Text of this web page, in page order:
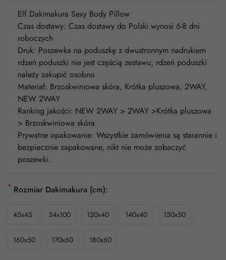
Elf Dakimakura Sexy Body Pillow
Czas dostawy: Czas dostawy do Polski wynosi 6-8 dni
roboczych
Druk: Poszewka na poduszkę z dwustronnym nadrukiem
rdzeń poduszki nie jest częścią zestawu, rdzeń poduszki
należy zakupić osobno
Materiał: Brzoskwiniowa skóra, Krótka pluszowa, 2WAY,
NEW 2WAY
Ranking jakości: NEW 2WAY > 2WAY >Krótka pluszowa
> Brzoskwiniowa skóra
Prywatne opakowanie: Wszystkie zamówienia są starannie i
bezpiecznie zapakowane, nikt nie może zobaczyć
poszewki.
* Rozmiar Dakimakura (cm):
45x45 34x100 120x40 140x40 150x50
160x50 170x60 180x60